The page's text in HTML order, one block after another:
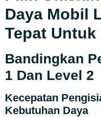
Daya Mobil
Tepat Untuk
Bandingkan
1 Dan Level 2
Kecepatan
Kebutuhan Daya